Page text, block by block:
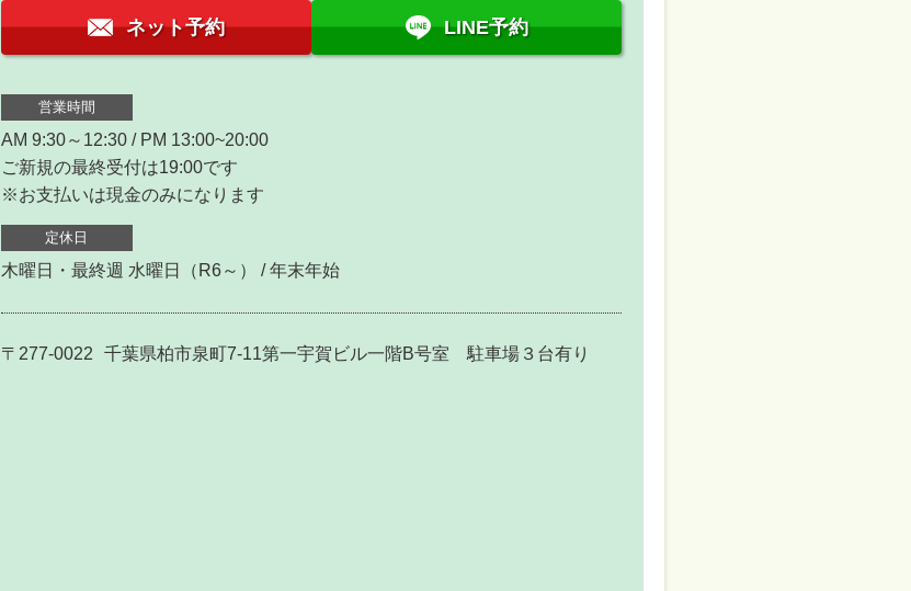
ネット予約 LINE予約
営業時間
AM 9:30～12:30 / PM 13:00~20:00
ご新規の最終受付は19:00です
※お支払いは現金のみになります
定休日
木曜日・最終週 水曜日（R6～） / 年末年始
〒277-0022 千葉県柏市泉町7-11第一宇賀ビル一階B号室 駐車場３台有り